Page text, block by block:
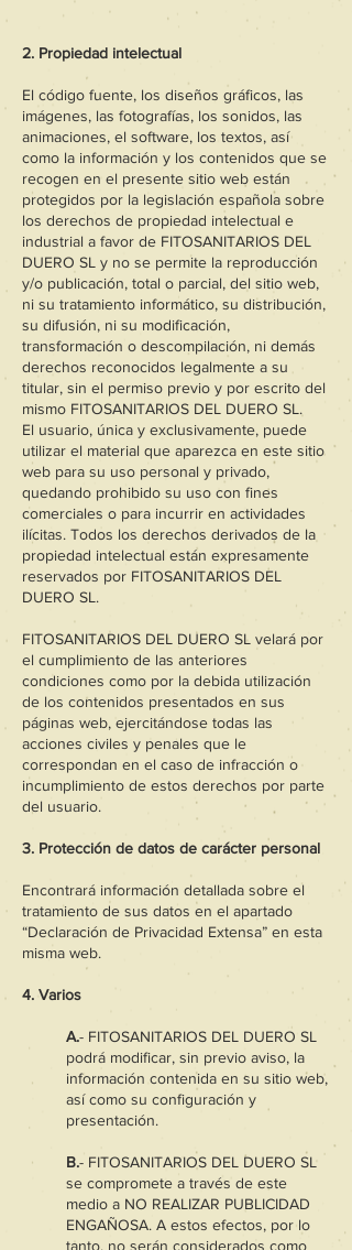
2. Propiedad intelectual
El código fuente, los diseños gráficos, las
imágenes, las fotografías, los sonidos, las
animaciones, el software, los textos, así
como la información y los contenidos que se
recogen en el presente sitio web están
protegidos por la legislación española sobre
los derechos de propiedad intelectual e
industrial a favor de FITOSANITARIOS DEL
DUERO SL y no se permite la reproducción
y/o publicación, total o parcial, del sitio web,
ni su tratamiento informático, su distribución,
su difusión, ni su modificación,
transformación o descompilación, ni demás
derechos reconocidos legalmente a su
titular, sin el permiso previo y por escrito del
mismo FITOSANITARIOS DEL DUERO SL.
El usuario, única y exclusivamente, puede
utilizar el material que aparezca en este sitio
web para su uso personal y privado,
quedando prohibido su uso con fines
comerciales o para incurrir en actividades
ilícitas. Todos los derechos derivados de la
propiedad intelectual están expresamente
reservados por FITOSANITARIOS DEL
DUERO SL.
FITOSANITARIOS DEL DUERO SL velará por
el cumplimiento de las anteriores
condiciones como por la debida utilización
de los contenidos presentados en sus
páginas web, ejercitándose todas las
acciones civiles y penales que le
correspondan en el caso de infracción o
incumplimiento de estos derechos por parte
del usuario.
3. Protección de datos de carácter personal
Encontrará información detallada sobre el
tratamiento de sus datos en el apartado
“Declaración de Privacidad Extensa” en esta
misma web.
4. Varios
A.- FITOSANITARIOS DEL DUERO SL
podrá modificar, sin previo aviso, la
información contenida en su sitio web,
así como su configuración y
presentación.
B.- FITOSANITARIOS DEL DUERO SL
se compromete a través de este
medio a NO REALIZAR PUBLICIDAD
ENGAÑOSA. A estos efectos, por lo
tanto, no serán considerados como